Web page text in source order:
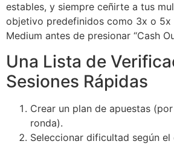
estables, y siempre ceñirte a tus
objetivo predefinidos como 3x o 5x
Medium antes de presionar “Cash
Una Lista de
Sesiones Rápidas
Crear un plan de apuestas
ronda).
Seleccionar dificultad según